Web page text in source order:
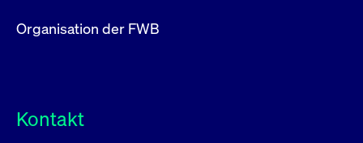
Organisation der FWB
Kontakt